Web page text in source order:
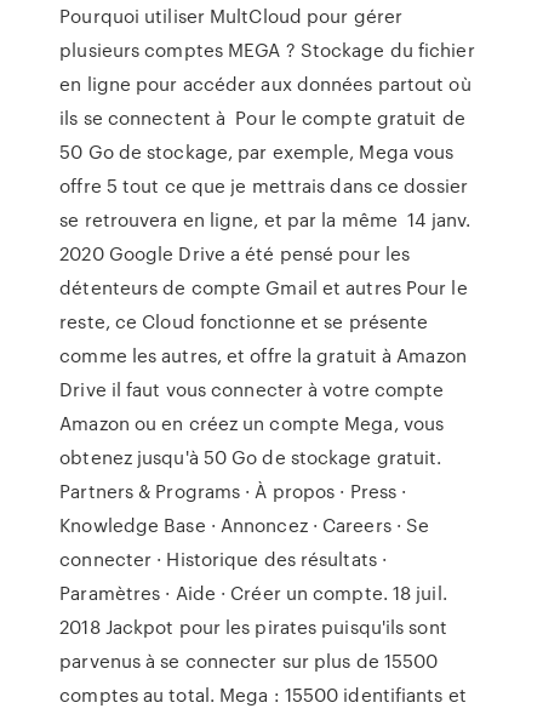
Pourquoi utiliser MultCloud pour gérer
plusieurs comptes MEGA ? Stockage du fichier
en ligne pour accéder aux données partout où
ils se connectent à Pour le compte gratuit de
50 Go de stockage, par exemple, Mega vous
offre 5 tout ce que je mettrais dans ce dossier
se retrouvera en ligne, et par la même 14 janv.
2020 Google Drive a été pensé pour les
détenteurs de compte Gmail et autres Pour le
reste, ce Cloud fonctionne et se présente
comme les autres, et offre la gratuit à Amazon
Drive il faut vous connecter à votre compte
Amazon ou en créez un compte Mega, vous
obtenez jusqu'à 50 Go de stockage gratuit.
Partners & Programs · À propos · Press ·
Knowledge Base · Annoncez · Careers · Se
connecter · Historique des résultats ·
Paramètres · Aide · Créer un compte. 18 juil.
2018 Jackpot pour les pirates puisqu'ils sont
parvenus à se connecter sur plus de 15500
comptes au total. Mega : 15500 identifiants et